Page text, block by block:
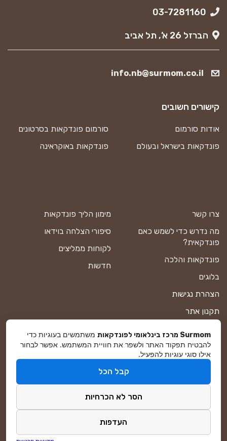
הברזל 26 א’, תל אביב
info.nb@surmom.co.il
צרו קשר
מה נדרש כדי לשמש כאם
פונדקאית?
פונדקאות והלכה
בלוגים
הצהרת נגישות
תקנון אתר
מפת אתר
מימון הליך פונדקאות
סיפורי הצלחה בוידאו
לקוחות ממליצים
חדשות
קישורים חשובים
אודות סורמום
סורמום פונדקאות בסרטונים
פונדקאות בישראל ובעולם
פונדקאות באוקראינה
פיתוח ושיווק באינטרנטDreamZone
Surmom מרכז בינלאומי לפונדקאות
משתמשים בעוגיות כדי
להבטיח תפקוד האתר ולשפר את חוויית המשתמש. אפשר לבחור
אילו סוגי עוגיות להפעיל.
קבל הכל
הסר לא הכרחיות
העדפות